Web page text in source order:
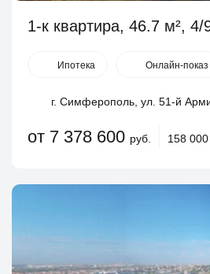
1-к квартира, 46.7 м², 4/
Ипотека Онлайн-показ
г. Симферополь, ул. 51-й
от 7 378 600 руб. 158